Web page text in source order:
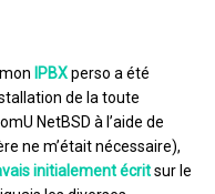
IPBXperso a été
de la toute
NetBSD à l’aide de
ne m’était nécessaire),
initialement écritsur le